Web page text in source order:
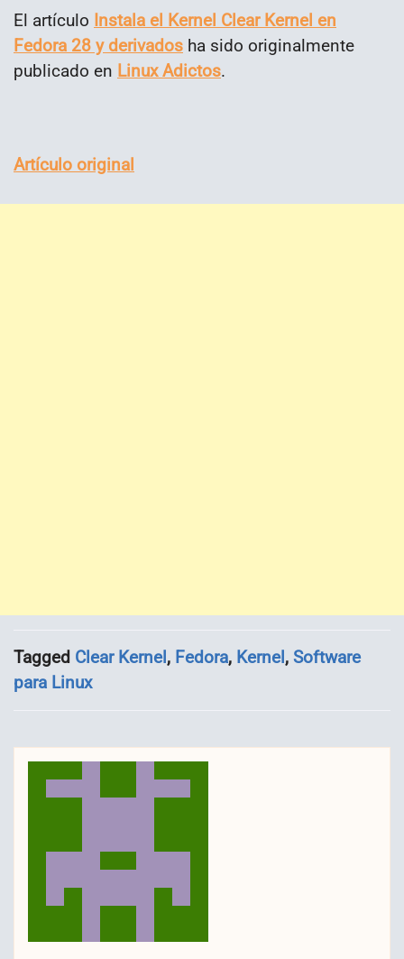
El artículo Instala el Kernel Clear Kernel en
Fedora 28 y derivados ha sido originalmente
publicado en Linux Adictos.
Artículo original
Tagged Clear Kernel, Fedora, Kernel, Software
para Linux